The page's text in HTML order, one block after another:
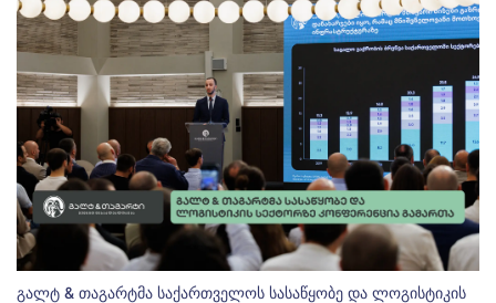
გალტ & თაგარტმა საქართველოს სასაწყობე და ლოგისტიკის